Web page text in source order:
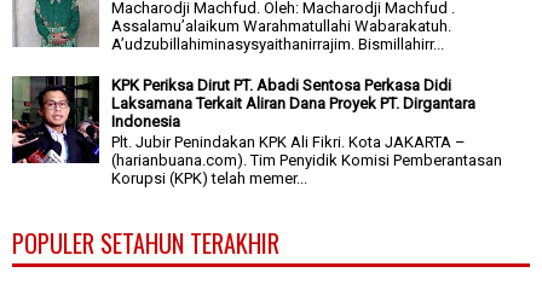
Macharodji Machfud. Oleh: Macharodji Machfud .
Assalamu’alaikum Warahmatullahi Wabarakatuh.
A’udzubillahiminasysyaithanirrajim. Bismillahirr...
KPK Periksa Dirut PT. Abadi Sentosa Perkasa Didi
Laksamana Terkait Aliran Dana Proyek PT. Dirgantara
Indonesia
Plt. Jubir Penindakan KPK Ali Fikri. Kota JAKARTA –
(harianbuana.com). Tim Penyidik Komisi Pemberantasan
Korupsi (KPK) telah memer...
POPULER SETAHUN TERAKHIR